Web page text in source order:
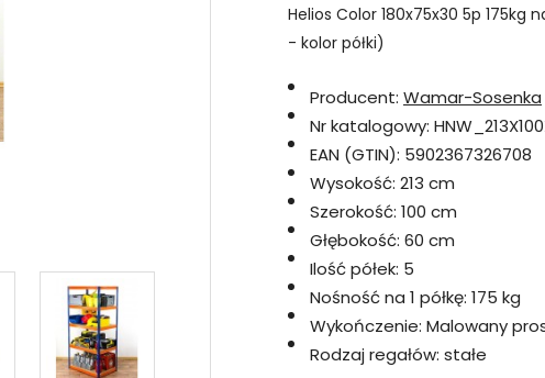
Helios Color 180x75x30 5p 175kg
- kolor półki)
Producent: Wamar-Sosenka
Nr katalogowy:
EAN (GTIN): 5902367326708
Wysokość: 213 cm
Szerokość: 100 cm
Głębokość: 60 cm
Ilość półek: 5
Nośność na 1 półkę: 175 kg
Wykończenie: Malowany
Rodzaj regałów: stałe